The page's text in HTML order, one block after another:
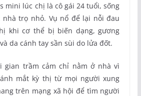
mini lúc chị là cô gái 24 tuổi, sống
trọ nhỏ. Vụ nổ để lại nỗi đau
khi cơ thể bị biến dạng, gương
da cánh tay sần sùi do lửa đốt.
gian trầm cảm chỉ nằm ở nhà vì
mắt kỳ thị từ mọi người xung
trên mạng xã hội để tìm người